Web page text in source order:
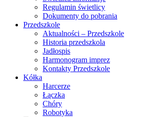
Regulamin świetlicy
Dokumenty do pobrania
Przedszkole
Aktualności – Przedszkole
Historia przedszkola
Jadłospis
Harmonogram imprez
Kontakty Przedszkole
Kółka
Harcerze
Łączka
Chóry
Robotyka